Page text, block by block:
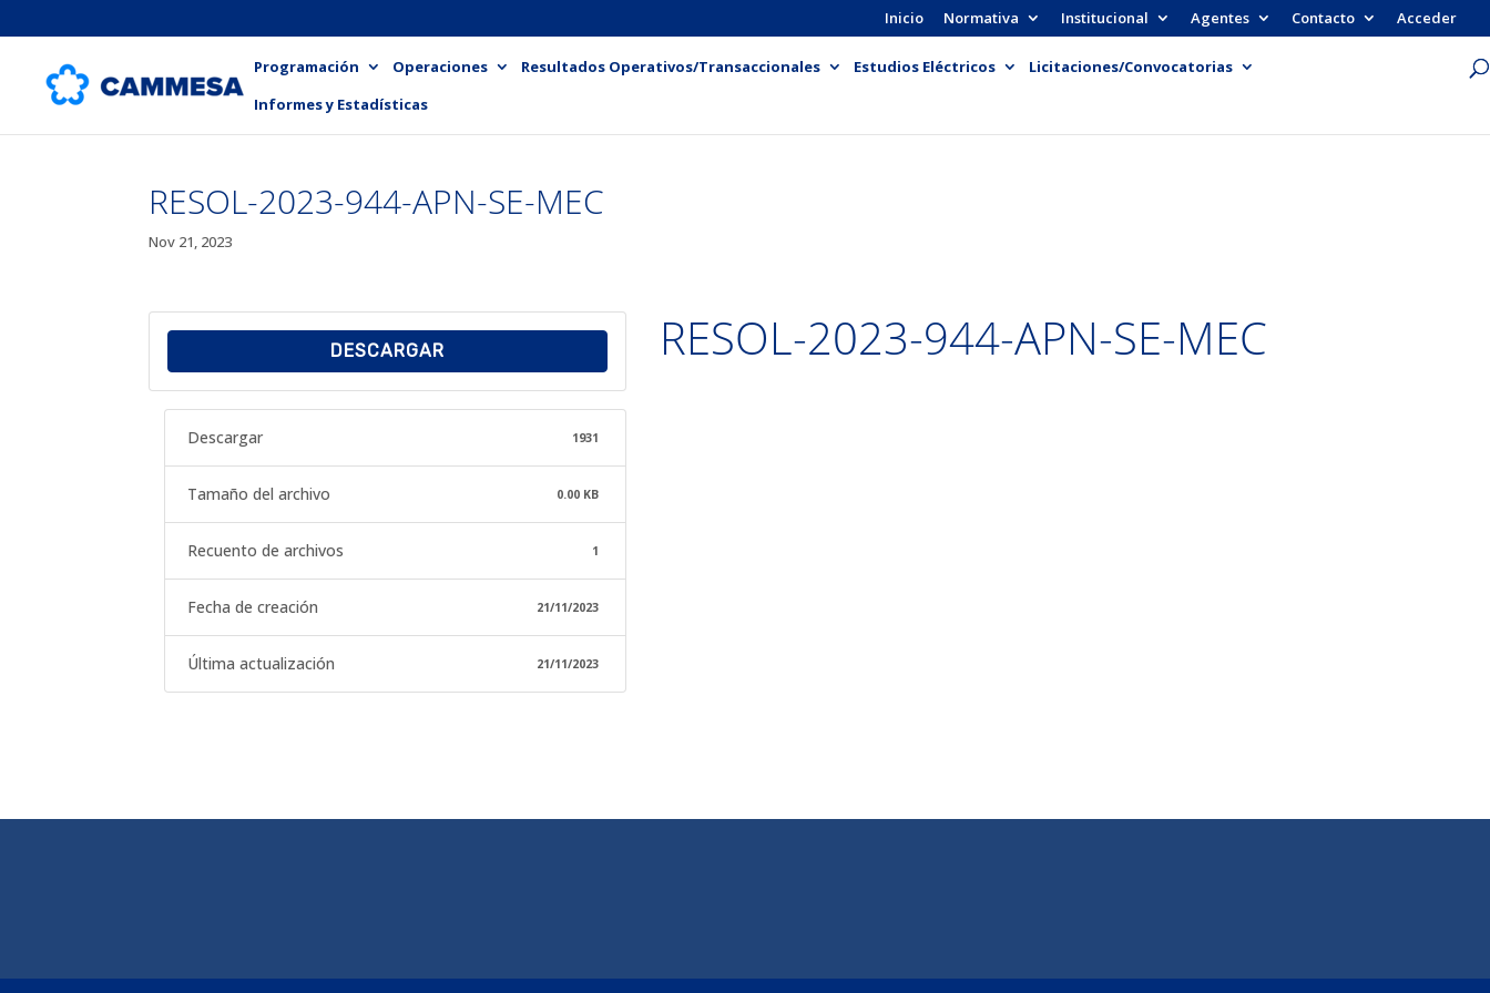
Inicio Normativa Institucional Agentes Contacto Acceder
Programación Operaciones Resultados Operativos/Transaccionales Estudios Eléctricos
Licitaciones/Convocatorias
Informes y Estadísticas
RESOL-2023-944-APN-SE-MEC
Nov 21, 2023
DESCARGAR
Descargar 1931
Tamaño del archivo 0.00 KB
Recuento de archivos 1
Fecha de creación 21/11/2023
Última actualización 21/11/2023
RESOL-2023-944-APN-SE-MEC